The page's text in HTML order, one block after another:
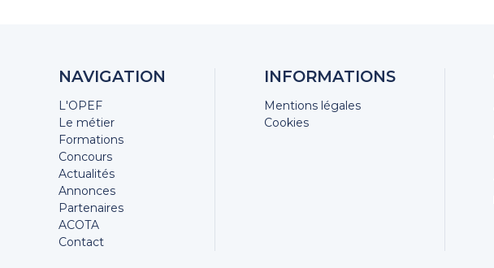
NAVIGATION
L'OPEF
Le métier
Formations
Concours
Actualités
Annonces
Partenaires
ACOTA
Contact
INFORMATIONS
Mentions légales
Cookies